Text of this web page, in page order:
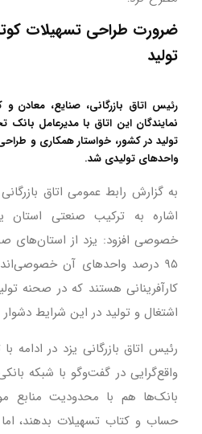
ضرورت طراحی تسهیلات
تولید
رئیس اتاق بازرگانی، صنایع،
نمایندگان این اتاق با مدیرعامل
تولید در کشور، خواستار همکاری و
واحدهای تولیدی شد.
به گزارش رابط عمومی اتاق
اشاره به ترکیب صنعتی
خصوصی افزود: یزد از استان‌های
۹۵ درصد واحدهای آن
کارآفرینانی هستند که در صحنه
اشتغال و تولید در این شرایط
رئیس اتاق بازرگانی یزد در ادامه
واقع‌گرایی در گفت‌وگو با شبکه
بانک‌ها هم با محدودیت منابع
حساب و کتاب تسهیلات بدهند، اما